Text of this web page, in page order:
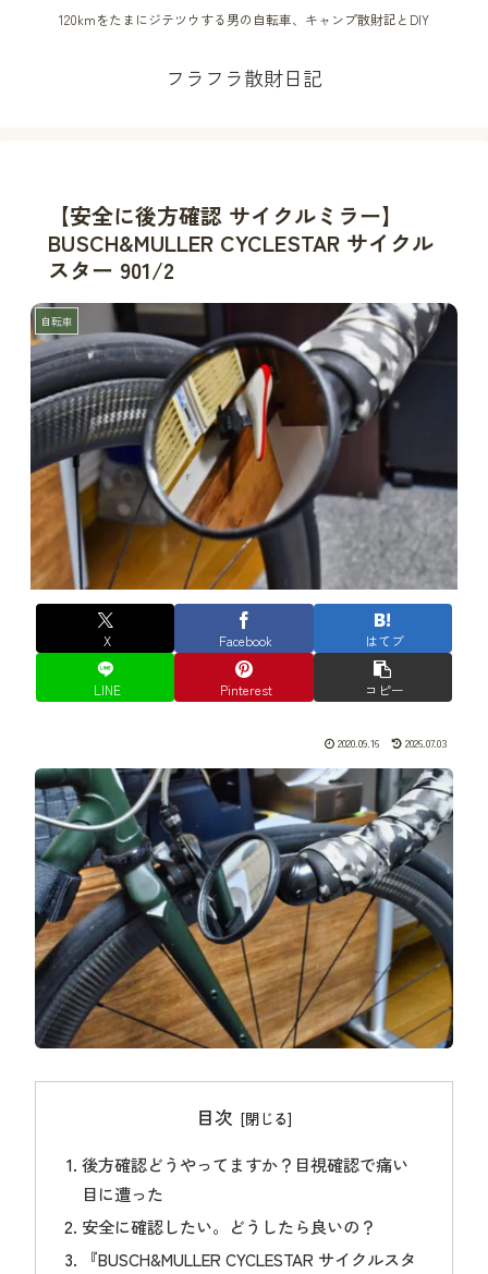
120kmをたまにジテツウする男の自転車、キャンプ散財記とDIY
フラフラ散財日記
【安全に後方確認 サイクルミラー】
BUSCH&MULLER CYCLESTAR サイクル
スター 901/2
自転車
X Facebook はてブ
LINE Pinterest コピー
2020.09.16 2026.07.03
目次
後方確認どうやってますか？目視確認で痛い
目に遭った
安全に確認したい。どうしたら良いの？
『BUSCH&MULLER CYCLESTAR サイクルスタ